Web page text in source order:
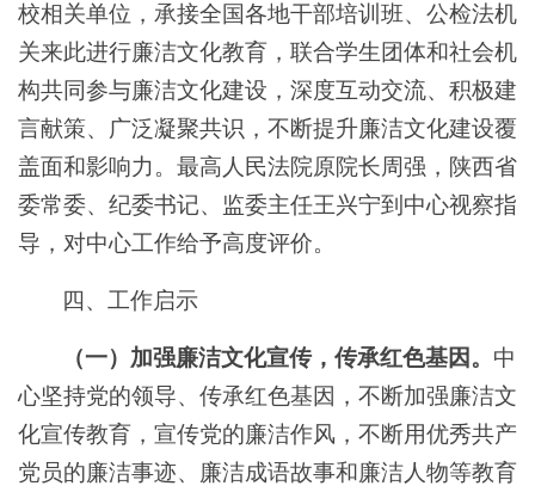
校相关单位，承接全国各地干部培训班、公检法机
关来此进行廉洁文化教育，联合学生团体和社会机
构共同参与廉洁文化建设，深度互动交流、积极建
言献策、广泛凝聚共识，不断提升廉洁文化建设覆
盖面和影响力。最高人民法院原院长周强，陕西省
委常委、纪委书记、监委主任王兴宁到中心视察指
导，对中心工作给予高度评价。
四、工作启示
（一）加强廉洁文化宣传，传承红色基因。 中
心坚持党的领导、传承红色基因，不断加强廉洁文
化宣传教育，宣传党的廉洁作风，不断用优秀共产
党员的廉洁事迹、廉洁成语故事和廉洁人物等教育